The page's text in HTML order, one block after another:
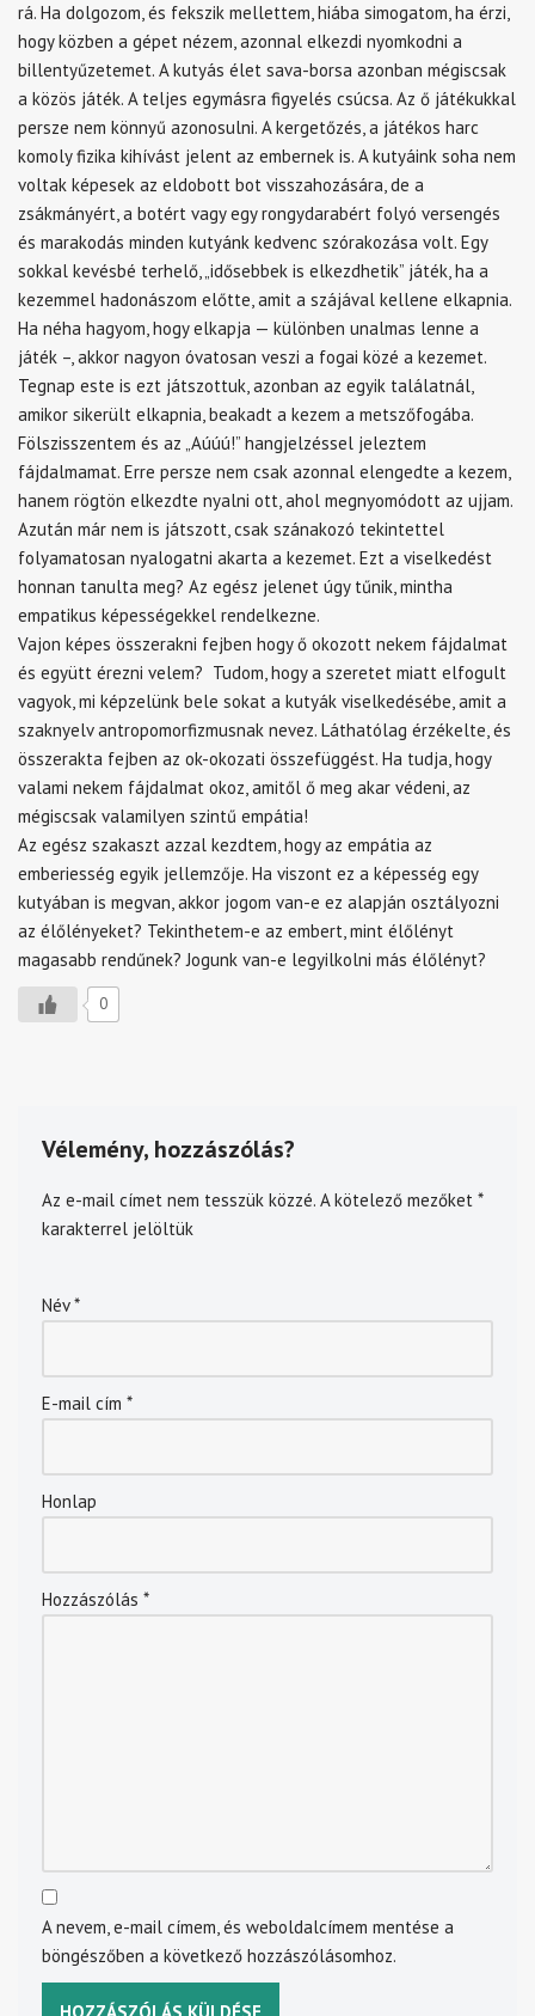
rá. Ha dolgozom, és fekszik mellettem, hiába simogatom, ha érzi,
hogy közben a gépet nézem, azonnal elkezdi nyomkodni a
billentyűzetemet. A kutyás élet sava-borsa azonban mégiscsak
a közös játék. A teljes egymásra figyelés csúcsa. Az ő játékukkal
persze nem könnyű azonosulni. A kergetőzés, a játékos harc
komoly fizika kihívást jelent az embernek is. A kutyáink soha nem
voltak képesek az eldobott bot visszahozására, de a
zsákmányért, a botért vagy egy rongydarabért folyó versengés
és marakodás minden kutyánk kedvenc szórakozása volt. Egy
sokkal kevésbé terhelő, „idősebbek is elkezdhetik” játék, ha a
kezemmel hadonászom előtte, amit a szájával kellene elkapnia.
Ha néha hagyom, hogy elkapja — különben unalmas lenne a
játék –, akkor nagyon óvatosan veszi a fogai közé a kezemet.
Tegnap este is ezt játszottuk, azonban az egyik találatnál,
amikor sikerült elkapnia, beakadt a kezem a metszőfogába.
Fölszisszentem és az „Aúúú!” hangjelzéssel jeleztem
fájdalmamat. Erre persze nem csak azonnal elengedte a kezem,
hanem rögtön elkezdte nyalni ott, ahol megnyomódott az ujjam.
Azután már nem is játszott, csak szánakozó tekintettel
folyamatosan nyalogatni akarta a kezemet. Ezt a viselkedést
honnan tanulta meg? Az egész jelenet úgy tűnik, mintha
empatikus képességekkel rendelkezne.
Vajon képes összerakni fejben hogy ő okozott nekem fájdalmat
és együtt érezni velem? Tudom, hogy a szeretet miatt elfogult
vagyok, mi képzelünk bele sokat a kutyák viselkedésébe, amit a
szaknyelv antropomorfizmusnak nevez. Láthatólag érzékelte, és
összerakta fejben az ok-okozati összefüggést. Ha tudja, hogy
valami nekem fájdalmat okoz, amitől ő meg akar védeni, az
mégiscsak valamilyen szintű empátia!
Az egész szakaszt azzal kezdtem, hogy az empátia az
emberiesség egyik jellemzője. Ha viszont ez a képesség egy
kutyában is megvan, akkor jogom van-e ez alapján osztályozni
az élőlényeket? Tekinthetem-e az embert, mint élőlényt
magasabb rendűnek? Jogunk van-e legyilkolni más élőlényt?
0
Vélemény, hozzászólás?
Az e-mail címet nem tesszük közzé. A kötelező mezőket *
karakterrel jelöltük
Név*
E-mail cím *
Honlap
Hozzászólás *
A nevem, e-mail címem, és weboldalcímem mentése a
böngészőben a következő hozzászólásomhoz.